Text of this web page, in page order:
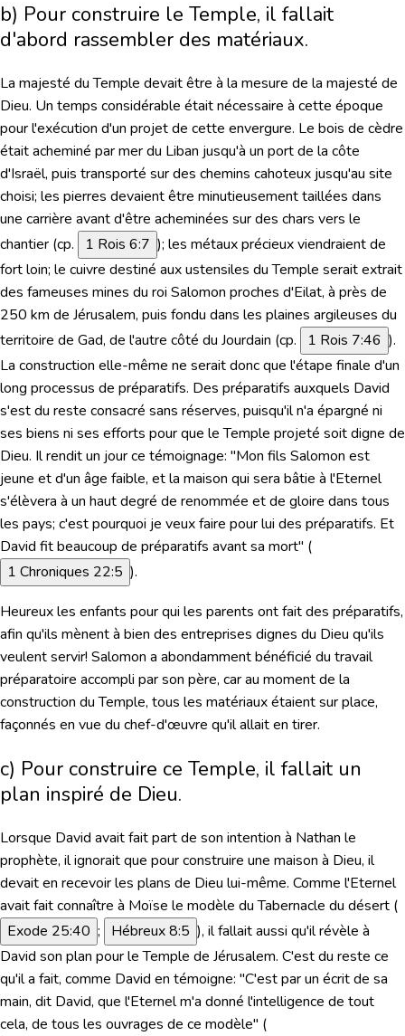
b) Pour construire le Temple, il fallait
d'abord rassembler des matériaux.
La majesté du Temple devait être à la mesure de la majesté de
Dieu. Un temps considérable était nécessaire à cette époque
pour l'exécution d'un projet de cette envergure. Le bois de cèdre
était acheminé par mer du Liban jusqu'à un port de la côte
d'Israël, puis transporté sur des chemins cahoteux jusqu'au site
choisi; les pierres devaient être minutieusement taillées dans
une carrière avant d'être acheminées sur des chars vers le
chantier (cp.
1 Rois 6:7 ); les métaux précieux viendraient de
fort loin; le cuivre destiné aux ustensiles du Temple serait extrait
des fameuses mines du roi Salomon proches d'Eilat, à près de
250 km de Jérusalem, puis fondu dans les plaines argileuses du
territoire de Gad, de l'autre côté du Jourdain (cp.
1 Rois 7:46 ).
La construction elle-même ne serait donc que l'étape finale d'un
long processus de préparatifs. Des préparatifs auxquels David
s'est du reste consacré sans réserves, puisqu'il n'a épargné ni
ses biens ni ses efforts pour que le Temple projeté soit digne de
Dieu. Il rendit un jour ce témoignage: "Mon fils Salomon est
jeune et d'un âge faible, et la maison qui sera bâtie à l'Eternel
s'élèvera à un haut degré de renommée et de gloire dans tous
les pays; c'est pourquoi je veux faire pour lui des préparatifs. Et
David fit beaucoup de préparatifs avant sa mort" (
1 Chroniques 22:5 ).
Heureux les enfants pour qui les parents ont fait des préparatifs,
afin qu'ils mènent à bien des entreprises dignes du Dieu qu'ils
veulent servir! Salomon a abondamment bénéficié du travail
préparatoire accompli par son père, car au moment de la
construction du Temple, tous les matériaux étaient sur place,
façonnés en vue du chef-d'œuvre qu'il allait en tirer.
c) Pour construire ce Temple, il fallait un
plan inspiré de Dieu.
Lorsque David avait fait part de son intention à Nathan le
prophète, il ignorait que pour construire une maison à Dieu, il
devait en recevoir les plans de Dieu lui-même. Comme l'Eternel
avait fait connaître à Moïse le modèle du Tabernacle du désert (
Exode 25:40 ; Hébreux 8:5 ), il fallait aussi qu'il révèle à
David son plan pour le Temple de Jérusalem. C'est du reste ce
qu'il a fait, comme David en témoigne: "C'est par un écrit de sa
main, dit David, que l'Eternel m'a donné l'intelligence de tout
cela, de tous les ouvrages de ce modèle" (